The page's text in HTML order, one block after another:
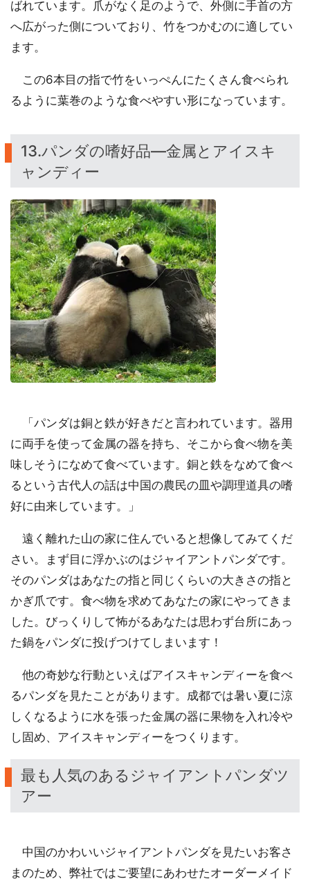
ばれています。爪がなく足のようで、外側に手首の方
へ広がった側についており、竹をつかむのに適してい
ます。
この6本目の指で竹をいっぺんにたくさん食べられ
るように葉巻のような食べやすい形になっています。
13.パンダの嗜好品―金属とアイスキ
ャンディー
「パンダは銅と鉄が好きだと言われています。器用
に両手を使って金属の器を持ち、そこから食べ物を美
味しそうになめて食べています。銅と鉄をなめて食べ
るという古代人の話は中国の農民の皿や調理道具の嗜
好に由来しています。」
遠く離れた山の家に住んでいると想像してみてくだ
さい。まず目に浮かぶのはジャイアントパンダです。
そのパンダはあなたの指と同じくらいの大きさの指と
かぎ爪です。食べ物を求めてあなたの家にやってきま
した。びっくりして怖がるあなたは思わず台所にあっ
た鍋をパンダに投げつけてしまいます！
他の奇妙な行動といえばアイスキャンディーを食べ
るパンダを見たことがあります。成都では暑い夏に涼
しくなるように水を張った金属の器に果物を入れ冷や
し固め、アイスキャンディーをつくります。
最も人気のあるジャイアントパンダツ
アー
中国のかわいいジャイアントパンダを見たいお客さ
まのため、弊社ではご要望にあわせたオーダーメイド